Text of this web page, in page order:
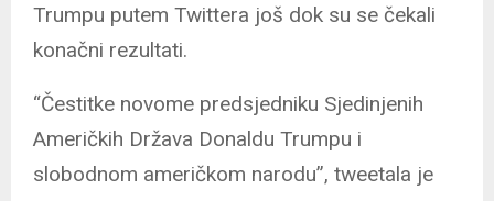
Trumpu putem Twittera još dok su se čekali
konačni rezultati.
“Čestitke novome predsjedniku Sjedinjenih
Američkih Država Donaldu Trumpu i
slobodnom američkom narodu”, tweetala je